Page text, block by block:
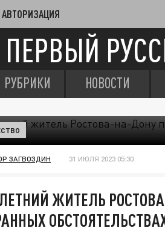
АВТОРИЗАЦИЯ
ПЕРВЫЙ
РУБРИКИ НОВОСТИ
ЗАГВОЗДИН 31 ИЮЛЯ 2023 05:30
ЖИТЕЛЬ